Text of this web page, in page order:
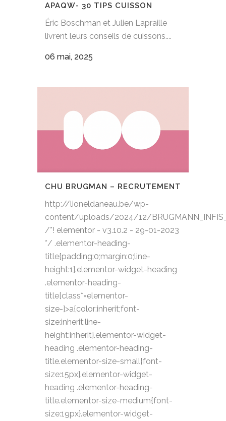
APAQW- 30 TIPS CUISSON
Éric Boschman et Julien Lapraille
livrent leurs conseils de cuissons....
06 mai, 2025
CHU BRUGMAN – RECRUTEMENT
http://lioneldaneau.be/wp-
content/uploads/2024/12/
/*! elementor - v3.10.2 - 29-01-2023
*/ .elementor-heading-
title{padding:0;margin:0;line-
height:1}.elementor-widget-heading
.elementor-heading-
title[class*=elementor-
size-]>a{color:inherit;font-
size:inherit;line-
height:inherit}.elementor-widget-
heading .elementor-heading-
title.elementor-size-small{font-
size:15px}.elementor-widget-
heading .elementor-heading-
title.elementor-size-medium{font-
size:19px}.elementor-widget-